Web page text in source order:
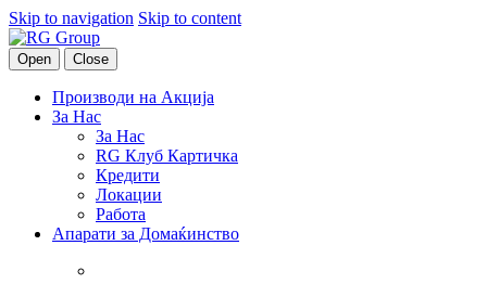
Skip to navigation Skip to content
Open Close
Производи на Акција
За Нас
За Нас
RG Клуб Картичка
Кредити
Локации
Работа
Апарати за Домаќинство